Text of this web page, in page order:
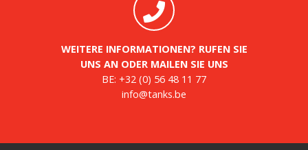
WEITERE INFORMATIONEN? RUFEN SIE
UNS AN ODER MAILEN SIE UNS
BE: +32 (0) 56 48 11 77
info@tanks.be